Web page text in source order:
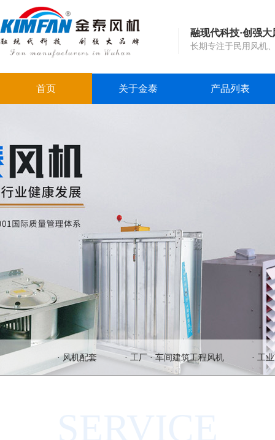
融现代科技·创强
长期专注于民用风机
首页 关于金泰 产品列表
· 风机配套 · 工厂 · 车间建筑工程风机 · 工